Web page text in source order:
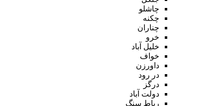
چاشلو
چکنه
چناران
خرو
خلیل آباد
خواف
داورزن
در رود
درگز
دولت آباد
رباط سنگ